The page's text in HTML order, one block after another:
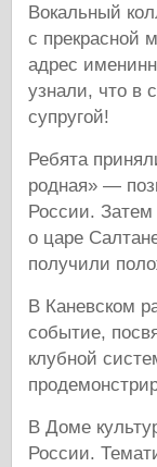
Вокальный
с прекрасной
адрес
узнали, что в
супругой!
Ребята
родная» —
России. Затем
о царе
получили
В Каневском
событие,
клубной
В Доме
России.